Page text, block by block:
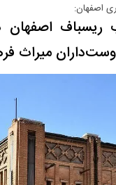
اصفهان:
ریسباف اصفهان
میراث